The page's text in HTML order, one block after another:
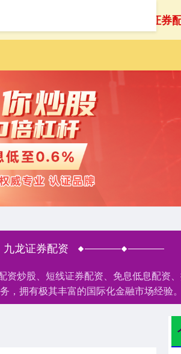
九龙证券
九龙证券配资
炒股、短线证券配资、免息低息配资
拥有极其丰富的国际化金融市场经验。